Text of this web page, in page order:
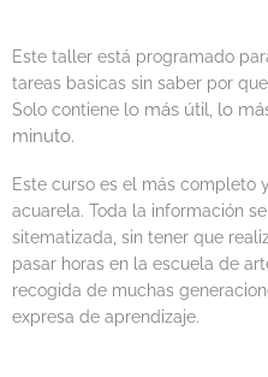
Este taller está programado
tareas basicas sin saber por
Solo contiene lo más útil, lo
minuto.
Este curso es el más completo
acuarela. Toda la información
sitematizada, sin tener que
pasar horas en la escuela de
recogida de muchas
expresa de aprendizaje.